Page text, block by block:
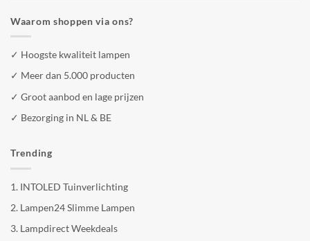
Waarom shoppen via ons?
✓ Hoogste kwaliteit lampen
✓ Meer dan 5.000 producten
✓ Groot aanbod en lage prijzen
✓ Bezorging in NL & BE
Trending
1. INTOLED Tuinverlichting
2. Lampen24 Slimme Lampen
3. Lampdirect Weekdeals